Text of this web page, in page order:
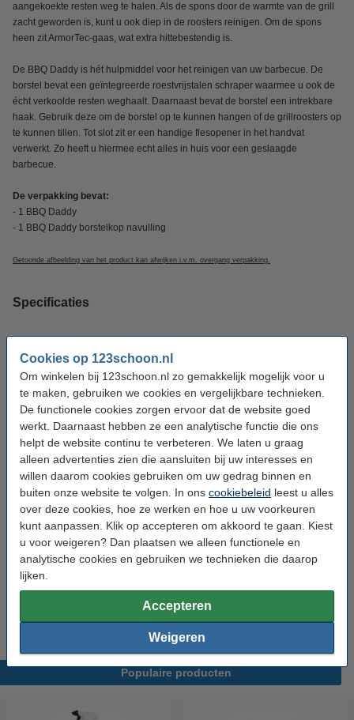
Cookies op 123schoon.nl
Om winkelen bij 123schoon.nl zo gemakkelijk mogelijk voor u
te maken, gebruiken we cookies en vergelijkbare technieken.
De functionele cookies zorgen ervoor dat de website goed
werkt. Daarnaast hebben ze een analytische functie die ons
helpt de website continu te verbeteren. We laten u graag
alleen advertenties zien die aansluiten bij uw interesses en
willen daarom cookies gebruiken om uw gedrag binnen en
buiten onze website te volgen. In ons cookiebeleid leest u alles
over deze cookies, hoe ze werken en hoe u uw voorkeuren
kunt aanpassen. Klik op accepteren om akkoord te gaan. Kiest
u voor weigeren? Dan plaatsen we alleen functionele en
analytische cookies en gebruiken we technieken die daarop
lijken.
Accepteren
Weigeren
aangekoekte resten weg te halen. Als de spons door de warmte van de grill
zacht geworden is, kunt u ook diep in de roosters reinigen. Om de spons
heen zit ArmorTec-gaas, wat extra hittebestendig is.
De BBQ Daddy is hét hulpmiddel voor het reinigen van uw barbecue. De
borstel bevat een geïntegreerde roestvrijstalen schraper waarmee u ook de
écht verkoolde resten weghaalt. Daarnaast bevat de borstel een intrekbare
haak. Gebruik deze om de borstel op te kunnen hangen of de grillroosters op
te kunnen tillen. Tot slot zit er een handige flesopener in het handvat
verwerkt. Zo heeft u hiermee echt alles in huis voor een geslaagde
barbecue.
De verpakking bevat:
- 1 BBQ Daddy
- 1 BBQ Daddy borstelkop navulling
Getoonde afbeelding van het product kan afwijken i.v.m. overgang verpakking.
Specificaties
Soort: Scrub Daddy
Tip: Maak uw BBQ set compleet!
Grill en Barbecuereiniger spray 500 ml
NoStik Oven- & BBQ-schaal Small (18 x 28 x 3
€ 7,50
stuks)
Populaire producten